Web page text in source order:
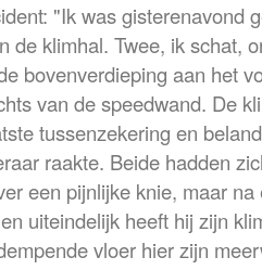
"Ik was gisterenavond
de klimhal. Twee, ik schat,
bovenverdieping aan het
van de speedwand. De
tussenzekering en
raakte. Beide hadden
een pijnlijke knie, maar
uiteindelijk heeft hij zijn
vloer hier zijn